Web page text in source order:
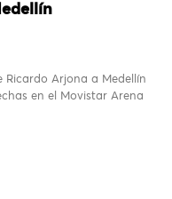
Ricardo Arjona a Medellín
en el Movistar Arena